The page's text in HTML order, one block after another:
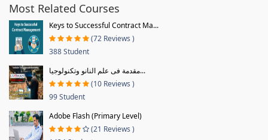
Most Related Courses
Keys to Successful Contract Ma...
(72 Reviews )
388 Student
مقدمة فى علم النانو وتكنولوجيا...
(10 Reviews )
99 Student
Adobe Flash (Primary Level)
(21 Reviews )